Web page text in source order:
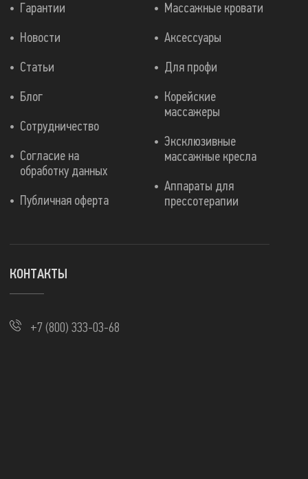
Массажные кровати
Аксессуары
Для профи
Корейские
массажеры
Эксклюзивные
массажные кресла
Аппараты для
прессотерапии
Гарантии
Новости
Статьи
Блог
Сотрудничество
Согласие на
обработку данных
Публичная оферта
КОНТАКТЫ
+7 (800) 333-03-68